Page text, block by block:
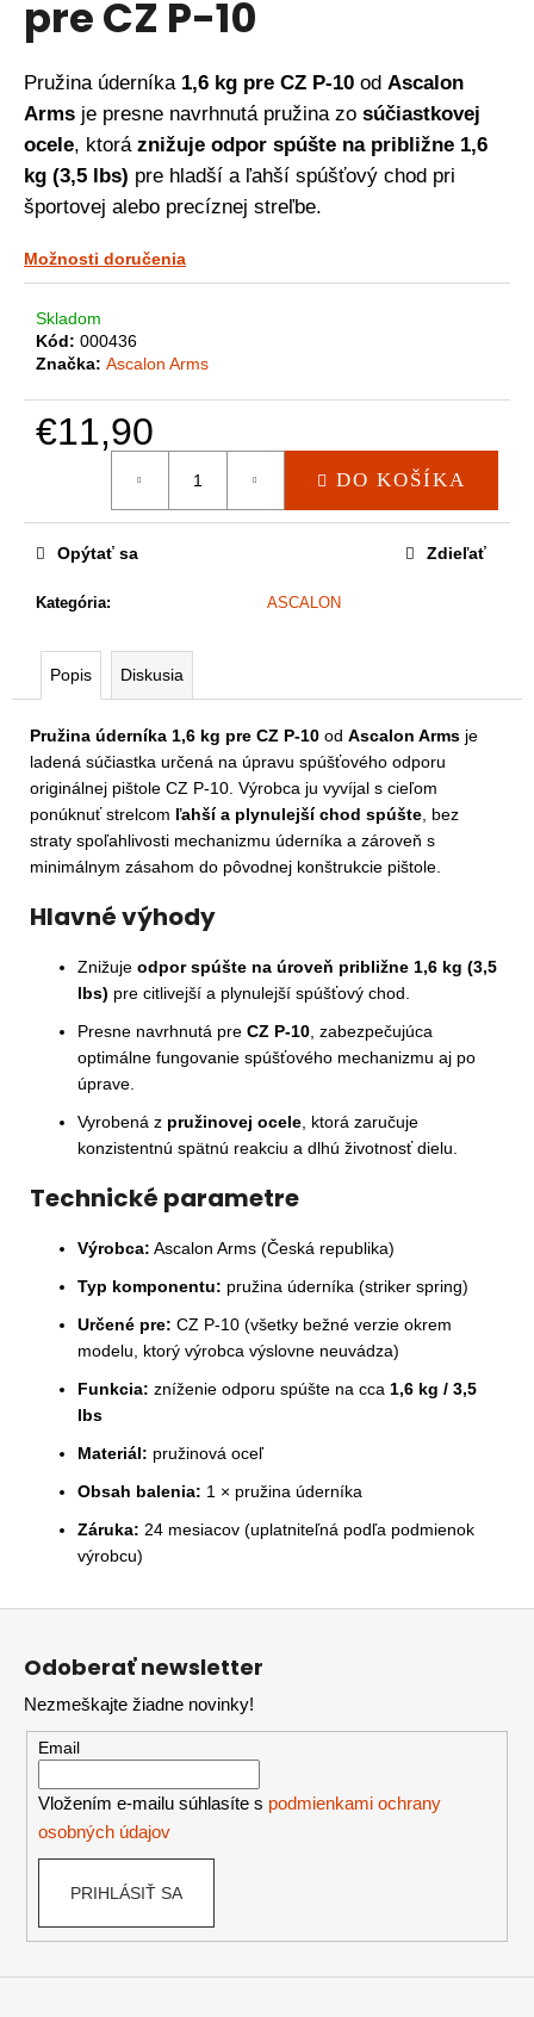
pre CZ P-10
Pružina úderníka 1,6 kg pre CZ P-10 od Ascalon
Arms je presne navrhnutá pružina zo súčiastkovej
ocele, ktorá znižuje odpor spúšte na približne 1,6
kg (3,5 lbs) pre hladší a ľahší spúšťový chod pri
športovej alebo precíznej streľbe.
Možnosti doručenia
Skladom
Kód: 000436
Značka: Ascalon Arms
€11,90
DO KOŠÍKA
Kategória: ASCALON
Opýtať sa Zdieľať
Popis Diskusia
Pružina úderníka 1,6 kg pre CZ P-10 od Ascalon Arms je
ladená súčiastka určená na úpravu spúšťového odporu
originálnej pištole CZ P-10. Výrobca ju vyvíjal s cieľom
ponúknuť strelcom ľahší a plynulejší chod spúšte , bez
straty spoľahlivosti mechanizmu úderníka a zároveň s
minimálnym zásahom do pôvodnej konštrukcie pištole.
Hlavné výhody
Znižuje odpor spúšte na úroveň približne 1,6 kg (3,5
lbs) pre citlivejší a plynulejší spúšťový chod.
Presne navrhnutá pre CZ P-10 , zabezpečujúca
optimálne fungovanie spúšťového mechanizmu aj po
úprave.
Vyrobená z pružinovej ocele , ktorá zaručuje
konzistentnú spätnú reakciu a dlhú životnosť dielu.
Technické parametre
Výrobca: Ascalon Arms (Česká republika)
Typ komponentu: pružina úderníka (striker spring)
Určené pre: CZ P-10 (všetky bežné verzie okrem
modelu, ktorý výrobca výslovne neuvádza)
Funkcia: zníženie odporu spúšte na cca 1,6 kg / 3,5
lbs
Materiál: pružinová oceľ
Obsah balenia: 1 × pružina úderníka
Záruka: 24 mesiacov (uplatniteľná podľa podmienok
výrobcu)
á
s
ť
?
HĽADAŤ
O
p
o
č
a
m
e
Z
Odoberať newsletter
Nezmeškajte žiadne novinky!
Email
Vložením e-mailu súhlasíte s podmienkami ochrany
osobných údajov
PRIHLÁSIŤ SA